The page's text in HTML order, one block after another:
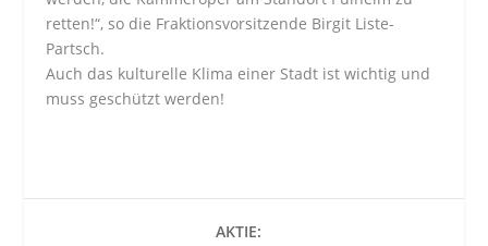
retten!“, so die Fraktionsvorsitzende Birgit Liste-
Partsch.
Auch das kulturelle Klima einer Stadt ist wichtig und
muss geschützt werden!
AKTIE: